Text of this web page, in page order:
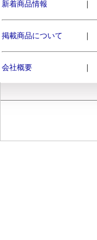
新着商品情報 ｜
掲載商品について ｜
会社概要 ｜